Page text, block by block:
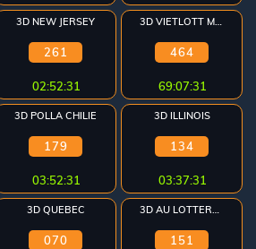
3D NEW JERSEY
261
02:52:31
3D VIETLOTT MAX
464
69:07:31
3D POLLA CHILIE
179
03:52:31
3D ILLINOIS
134
03:37:31
3D QUEBEC
070 151